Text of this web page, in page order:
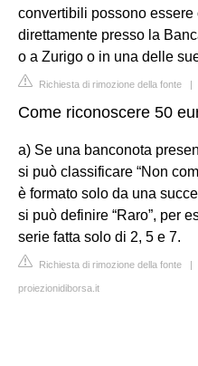
convertibili possono
direttamente presso la
o a Zurigo o in una delle
Richiesta di rimozione della fonte |
Come riconoscere 50
a) Se una banconota
si può classificare “Non
è formato solo da una
si può definire “Raro”, per
serie fatta solo di 2, 5 e 7.
Richiesta di rimozione della fonte |
proiezionidiborsa.it